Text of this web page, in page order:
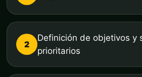
2
Definición de objetivos y
prioritarios